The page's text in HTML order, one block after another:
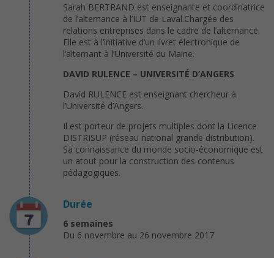
Sarah BERTRAND est enseignante et coordinatrice
de l’alternance à l’IUT de Laval.Chargée des
relations entreprises dans le cadre de l’alternance.
Elle est à l’initiative d’un livret électronique de
l’alternant à l’Université du Maine.
DAVID RULENCE – UNIVERSITÉ D’ANGERS
David RULENCE est enseignant chercheur à
l’Université d’Angers.
Il est porteur de projets multiples dont la Licence
DISTRISUP (réseau national grande distribution).
Sa connaissance du monde socio-économique est
un atout pour la construction des contenus
pédagogiques.
Durée
6 semaines
Du 6 novembre au 26 novembre 2017